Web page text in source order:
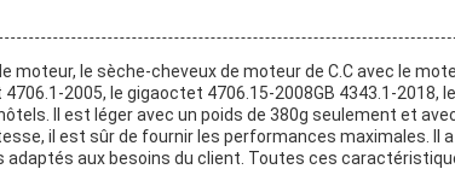
moteur, le sèche-cheveux de moteur de C.C avec le
2005, le gigaoctet 4706.15-2008GB 4343.1-2018,
Il est léger avec un poids de 380g seulement et
il est sûr de fournir les performances maximales. Il
adaptés aux besoins du client. Toutes ces